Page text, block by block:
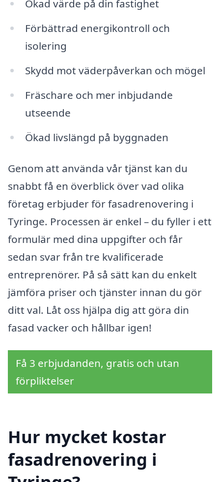
Ökad värde på din fastighet
Förbättrad energikontroll och
isolering
Skydd mot väderpåverkan och mögel
Fräschare och mer inbjudande
utseende
Ökad livslängd på byggnaden
Genom att använda vår tjänst kan du
snabbt få en överblick över vad olika
företag erbjuder för fasadrenovering i
Tyringe. Processen är enkel – du fyller i ett
formulär med dina uppgifter och får
sedan svar från tre kvalificerade
entreprenörer. På så sätt kan du enkelt
jämföra priser och tjänster innan du gör
ditt val. Låt oss hjälpa dig att göra din
fasad vacker och hållbar igen!
Få 3 erbjudanden, gratis och utan
förpliktelser
Hur mycket kostar
fasadrenovering i